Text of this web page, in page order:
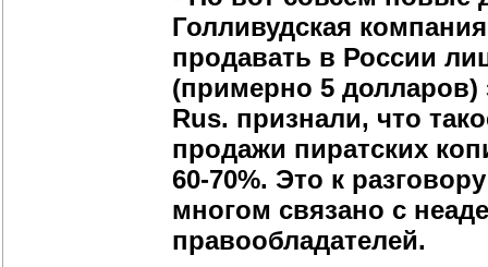
Голливудская
продавать в России
(примерно 5 долларов)
Rus. признали, что
продажи пиратских
60-70%. Это к
многом связано с
правообладателей.